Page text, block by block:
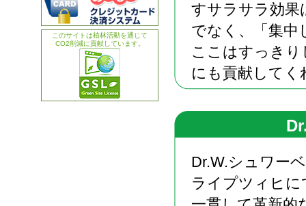
すサラサラ効果
でなく、「集
ここはすっきり
にも貢献して
Dr.W.シュワー
ライプツィヒに
このサイトは植林活動を通じて
CO2削減に貢献しています。